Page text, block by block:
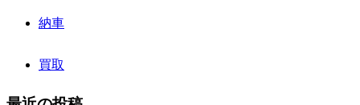
納車
買取